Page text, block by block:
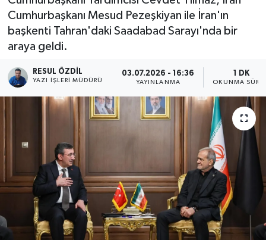
Cumhurbaşkanı Mesud Pezeşkiyan ile İran'ın
başkenti Tahran'daki Saadabad Sarayı'nda bir
araya geldi.
RESUL ÖZDIL
YAZI İŞLERI MÜDÜRÜ
03.07.2026 - 16:36
YAYINLANMA
1 DK
OKUNMA